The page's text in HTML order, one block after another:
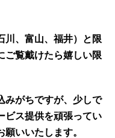
川、富山、福井）と限
ご覧戴けたら嬉しい限
みがちですが、少しで
ビス提供を頑張ってい
いいたします。